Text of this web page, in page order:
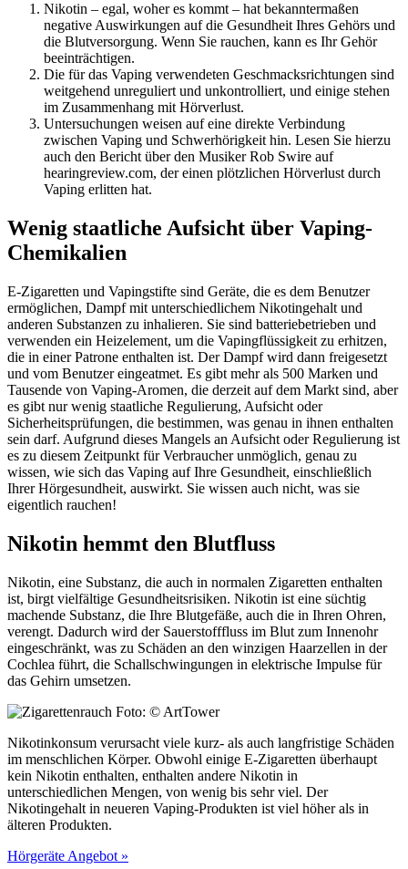
Nikotin – egal, woher es kommt – hat bekanntermaßen
negative Auswirkungen auf die Gesundheit Ihres Gehörs und
die Blutversorgung. Wenn Sie rauchen, kann es Ihr Gehör
beeinträchtigen.
Die für das Vaping verwendeten Geschmacksrichtungen sind
weitgehend unreguliert und unkontrolliert, und einige stehen
im Zusammenhang mit Hörverlust.
Untersuchungen weisen auf eine direkte Verbindung
zwischen Vaping und Schwerhörigkeit hin. Lesen Sie hierzu
auch den Bericht über den Musiker Rob Swire auf
hearingreview.com, der einen plötzlichen Hörverlust durch
Vaping erlitten hat.
Wenig staatliche Aufsicht über Vaping-
Chemikalien
E-Zigaretten und Vapingstifte sind Geräte, die es dem Benutzer
ermöglichen, Dampf mit unterschiedlichem Nikotingehalt und
anderen Substanzen zu inhalieren. Sie sind batteriebetrieben und
verwenden ein Heizelement, um die Vapingflüssigkeit zu erhitzen,
die in einer Patrone enthalten ist. Der Dampf wird dann freigesetzt
und vom Benutzer eingeatmet. Es gibt mehr als 500 Marken und
Tausende von Vaping-Aromen, die derzeit auf dem Markt sind, aber
es gibt nur wenig staatliche Regulierung, Aufsicht oder
Sicherheitsprüfungen, die bestimmen, was genau in ihnen enthalten
sein darf. Aufgrund dieses Mangels an Aufsicht oder Regulierung ist
es zu diesem Zeitpunkt für Verbraucher unmöglich, genau zu
wissen, wie sich das Vaping auf Ihre Gesundheit, einschließlich
Ihrer Hörgesundheit, auswirkt. Sie wissen auch nicht, was sie
eigentlich rauchen!
Nikotin hemmt den Blutfluss
Nikotin, eine Substanz, die auch in normalen Zigaretten enthalten
ist, birgt vielfältige Gesundheitsrisiken. Nikotin ist eine süchtig
machende Substanz, die Ihre Blutgefäße, auch die in Ihren Ohren,
verengt. Dadurch wird der Sauerstofffluss im Blut zum Innenohr
eingeschränkt, was zu Schäden an den winzigen Haarzellen in der
Cochlea führt, die Schallschwingungen in elektrische Impulse für
das Gehirn umsetzen.
Foto: © ArtTower
Nikotinkonsum verursacht viele kurz- als auch langfristige Schäden
im menschlichen Körper. Obwohl einige E-Zigaretten überhaupt
kein Nikotin enthalten, enthalten andere Nikotin in
unterschiedlichen Mengen, von wenig bis sehr viel. Der
Nikotingehalt in neueren Vaping-Produkten ist viel höher als in
älteren Produkten.
Hörgeräte Angebot »